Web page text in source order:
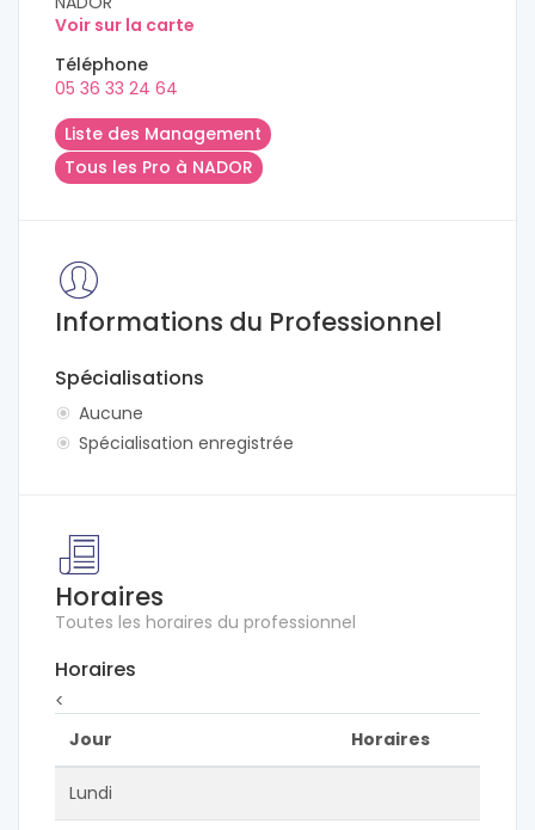
Voir sur la carte
Téléphone
05 36 33 24 64
Liste des Management
Tous les Pro à NADOR
Informations du Professionnel
Spécialisations
Aucune
Spécialisation enregistrée
Horaires
Toutes les horaires du professionnel
Horaires
<
Jour
Horaires
Lundi